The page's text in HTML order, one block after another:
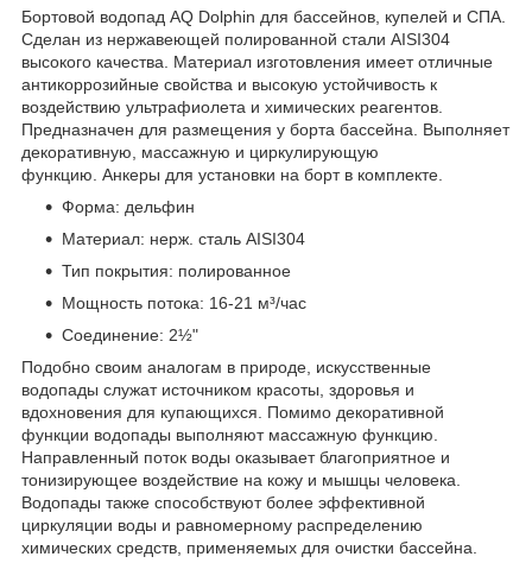
Бортовой водопад AQ Dolphin для бассейнов, купелей и СПА.
Сделан из нержавеющей полированной стали AISI304
высокого качества. Материал изготовления имеет отличные
антикоррозийные свойства и высокую устойчивость к
воздействию ультрафиолета и химических реагентов.
Предназначен для размещения у борта бассейна. Выполняет
декоративную, массажную и циркулирующую
функцию. Анкеры для установки на борт в комплекте.
Форма: дельфин
Материал: нерж. сталь AISI304
Тип покрытия: полированное
Мощность потока: 16-21 м³/час
Соединение: 2½"
Подобно своим аналогам в природе, искусственные
водопады служат источником красоты, здоровья и
вдохновения для купающихся. Помимо декоративной
функции водопады выполняют массажную функцию.
Направленный поток воды оказывает благоприятное и
тонизирующее воздействие на кожу и мышцы человека.
Водопады также способствуют более эффективной
циркуляции воды и равномерному распределению
химических средств, применяемых для очистки бассейна.